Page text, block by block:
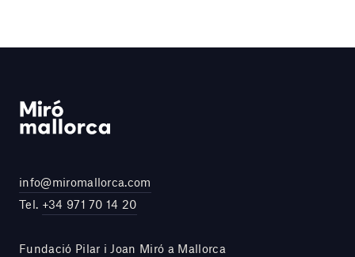
info@miromallorca.com
Tel. +34 971 70 14 20
Fundació Pilar i Joan Miró a Mallorca